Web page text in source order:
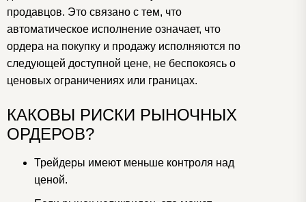
продавцов. Это связано с тем, что
автоматическое исполнение означает, что
ордера на покупку и продажу исполняются по
следующей доступной цене, не беспокоясь о
ценовых ограничениях или границах.
КАКОВЫ РИСКИ РЫНОЧНЫХ
ОРДЕРОВ?
Трейдеры имеют меньше контроля над
ценой.